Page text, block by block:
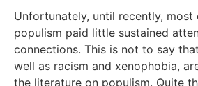
Unfortunately, until recently,
populism paid little sustained
connections. This is not to say
well as racism and xenophobia,
the literature on populism. Quite